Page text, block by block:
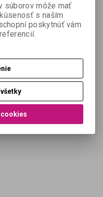
súborov môže mať
s naším
poskytnúť vám